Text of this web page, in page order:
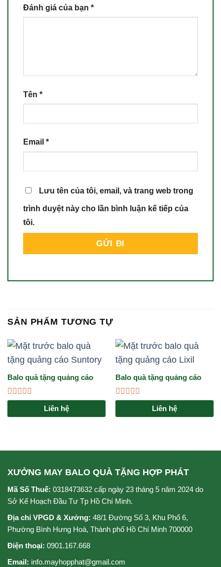
Đánh giá của bạn *
Tên *
Email *
Lưu tên của tôi, email, và trang web trong
trình duyệt này cho lần bình luận kế tiếp của
tôi.
SẢN PHẨM TƯƠNG TỰ
Balo quà tặng quảng cáo
Suntory
Được
hạng
Liên hệ
Balo quà tặng quảng cáo
LIXIL
Được
hạng
Liên hệ
XƯỞNG MAY BALO QUÀ TẶNG HỢP PHÁT
Mã Số Thuế: 0318473632 cấp ngày 23 tháng 5 năm 2024 do
Sở Kế Hoạch Đầu Tư Tp Hồ Chí Minh.
Địa chỉ VPGD & Xưởng: 48/1 Đường Số 3, Khu Phố 6,
Phường Bình Hưng Hoà, Thành phố Hồ Chí Minh 700000
Điện thoại: 0901.167.668
Email: info.mayhopphat@gmail.com